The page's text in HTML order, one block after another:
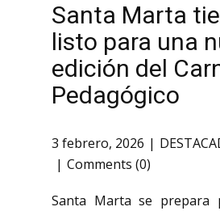
Santa Marta
listo para una
edición del
Pedagógico
3 febrero, 2026
Comments (0)
Santa Marta se prepara